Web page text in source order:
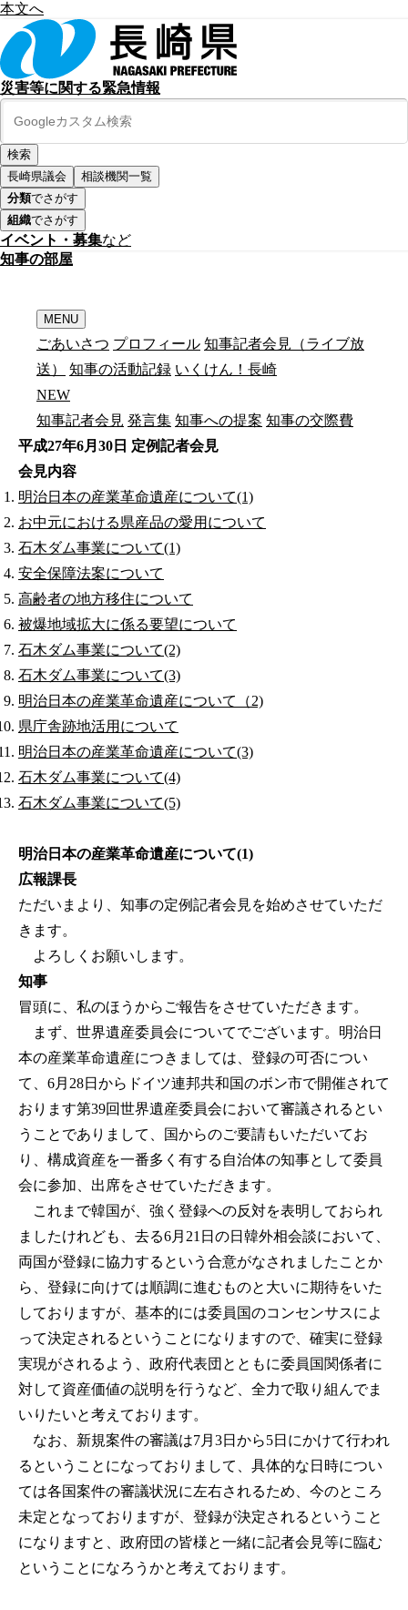
本文へ
災害等に関する緊急情報
長崎県議会
相談機関一覧
分類でさがす
組織でさがす
イベント・募集など
知事の部屋
MENU
ごあいさつ プロフィール 知事記者会見（ライブ放
送）
知事の活動記録 いくけん！長崎
NEW
知事記者会見 発言集 知事への提案 知事の交際費
平成27年6月30日 定例記者会見
会見内容
明治日本の産業革命遺産について(1)
お中元における県産品の愛用について
石木ダム事業について(1)
安全保障法案について
高齢者の地方移住について
被爆地域拡大に係る要望について
石木ダム事業について(2)
石木ダム事業について(3)
明治日本の産業革命遺産について（2)
県庁舎跡地活用について
明治日本の産業革命遺産について(3)
石木ダム事業について(4)
石木ダム事業について(5)
明治日本の産業革命遺産について(1)
広報課長
ただいまより、知事の定例記者会見を始めさせていただ
きます。
よろしくお願いします。
知事
冒頭に、私のほうからご報告をさせていただきます。
まず、世界遺産委員会についてでございます。明治日
本の産業革命遺産につきましては、登録の可否につい
て、6月28日からドイツ連邦共和国のボン市で開催されて
おります第39回世界遺産委員会において審議されるとい
うことでありまして、国からのご要請もいただいてお
り、構成資産を一番多く有する自治体の知事として委員
会に参加、出席をさせていただきます。
これまで韓国が、強く登録への反対を表明しておられ
ましたけれども、去る6月21日の日韓外相会談において、
両国が登録に協力するという合意がなされましたことか
ら、登録に向けては順調に進むものと大いに期待をいた
しておりますが、基本的には委員国のコンセンサスによ
って決定されるということになりますので、確実に登録
実現がされるよう、政府代表団とともに委員国関係者に
対して資産価値の説明を行うなど、全力で取り組んでま
いりたいと考えております。
なお、新規案件の審議は7月3日から5日にかけて行われ
るということになっておりまして、具体的な日時につい
ては各国案件の審議状況に左右されるため、今のところ
未定となっておりますが、登録が決定されるということ
になりますと、政府団の皆様と一緒に記者会見等に臨む
ということになろうかと考えております。